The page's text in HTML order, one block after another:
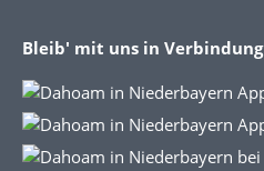
Bleib' mit uns in Verbindung